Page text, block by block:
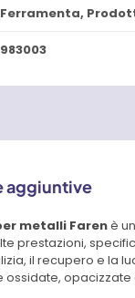
Ferramenta,
983003
aggiuntive
metalli Farenè
prestazioni,
il recupero e la
ossidate, opacizzate